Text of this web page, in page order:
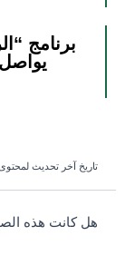
برنامج
يواصل
تاريخ آخر تحديث
survey_v2
هل كانت هذه